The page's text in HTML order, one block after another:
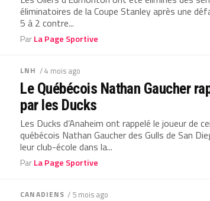
éliminatoires de la Coupe Stanley après une
5 à 2 contre...
ParLa Page Sportive
LNH / 4 mois ago
Le Québécois Nathan Gaucher
par les Ducks
Les Ducks d’Anaheim ont rappelé le joueur de
québécois Nathan Gaucher des Gulls de San
leur club-école dans la...
ParLa Page Sportive
CANADIENS / 5 mois ago